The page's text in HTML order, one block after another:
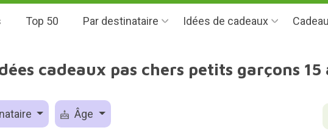
Top 50 Par destinataire Idées de cadeaux
cadeaux pas chers petits garçons 15
Âge